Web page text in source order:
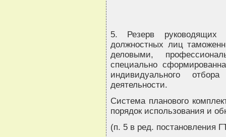
5. Резерв руководящих
должностных лиц
деловыми,
специально
индивидуального
деятельности.
Система планового
порядок использования и
(п. 5 в ред. постановления